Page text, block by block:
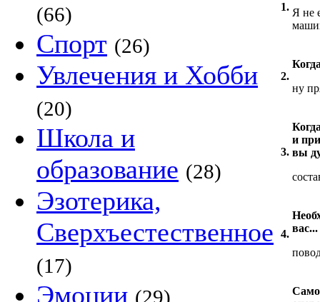
(66)
Спорт (26)
Увлечения и Хобби
(20)
Школа и
образование (28)
Эзотерика,
Сверхъестественное
(17)
Эмоции (29)
1. Я не
2.
ну
3.
и
вы
4. вас...